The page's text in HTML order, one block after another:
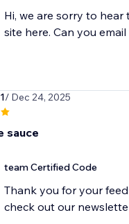
Hi, we are sorry to
site here. Can you
/ Dec 24, 2025
sauce
team Certified Code
Thank you for your
check out our